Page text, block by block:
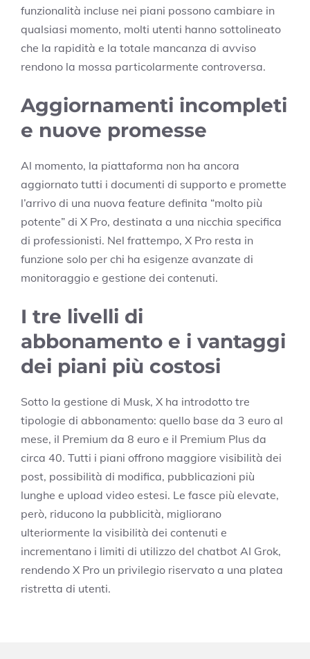
funzionalità incluse nei piani possono cambiare in
qualsiasi momento, molti utenti hanno sottolineato
che la rapidità e la totale mancanza di avviso
rendono la mossa particolarmente controversa.
Aggiornamenti incompleti
e nuove promesse
Al momento, la piattaforma non ha ancora
aggiornato tutti i documenti di supporto e promette
l’arrivo di una nuova feature definita “molto più
potente” di X Pro, destinata a una nicchia specifica
di professionisti. Nel frattempo, X Pro resta in
funzione solo per chi ha esigenze avanzate di
monitoraggio e gestione dei contenuti.
I tre livelli di
abbonamento e i vantaggi
dei piani più costosi
Sotto la gestione di Musk, X ha introdotto tre
tipologie di abbonamento: quello base da 3 euro al
mese, il Premium da 8 euro e il Premium Plus da
circa 40. Tutti i piani offrono maggiore visibilità dei
post, possibilità di modifica, pubblicazioni più
lunghe e upload video estesi. Le fasce più elevate,
però, riducono la pubblicità, migliorano
ulteriormente la visibilità dei contenuti e
incrementano i limiti di utilizzo del chatbot AI Grok,
rendendo X Pro un privilegio riservato a una platea
ristretta di utenti.